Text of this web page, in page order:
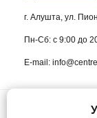
г. Алушта, ул.
Пн-Сб: с 9:00 до
E-mail:
ИП Жуков Виктор